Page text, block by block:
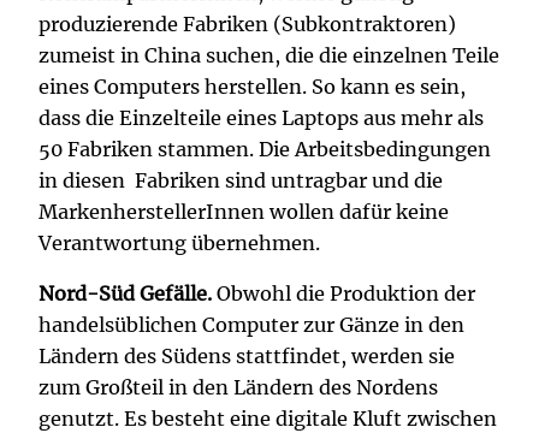
produzierende Fabriken (Subkontraktoren)
zumeist in China suchen, die die einzelnen Teile
eines Computers herstellen. So kann es sein,
dass die Einzelteile eines Laptops aus mehr als
50 Fabriken stammen. Die Arbeitsbedingungen
in diesen Fabriken sind untragbar und die
MarkenherstellerInnen wollen dafür keine
Verantwortung übernehmen.
Nord-Süd Gefälle. Obwohl die Produktion der
handelsüblichen Computer zur Gänze in den
Ländern des Südens stattfindet, werden sie
zum Großteil in den Ländern des Nordens
genutzt. Es besteht eine digitale Kluft zwischen